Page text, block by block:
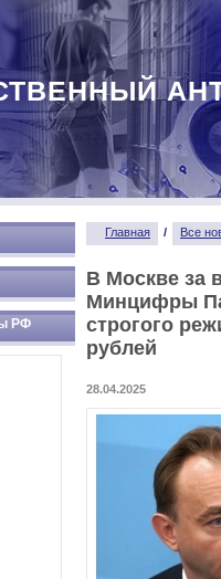
РФ
Главная / Все
В Москве за
Минцифры
строгого
рублей
28.04.2025